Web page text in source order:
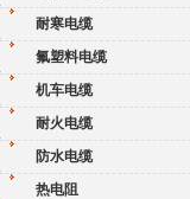
耐寒电缆
氟塑料电缆
机车电缆
耐火电缆
防水电缆
热电阻